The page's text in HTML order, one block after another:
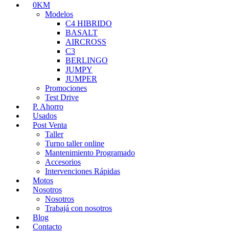
0KM
Modelos
C4 HIBRIDO
BASALT
AIRCROSS
C3
BERLINGO
JUMPY
JUMPER
Promociones
Test Drive
P. Ahorro
Usados
Post Venta
Taller
Turno taller online
Mantenimiento Programado
Accesorios
Intervenciones Rápidas
Motos
Nosotros
Nosotros
Trabajá con nosotros
Blog
Contacto